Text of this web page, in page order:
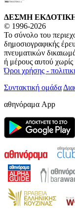
ΔΕΣΜΗ
© 1996-2026
Το σύνολο του
δημοσιογραφικής
πνευματικών
ή μέρους αυτού
Όροι χρήσης -
Συντακτική ομάδα
αθηνόραμα App